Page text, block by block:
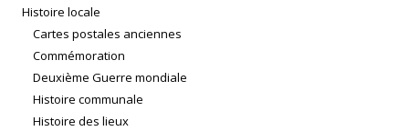
Histoire locale
Cartes postales anciennes
Commémoration
Deuxième Guerre mondiale
Histoire communale
Histoire des lieux